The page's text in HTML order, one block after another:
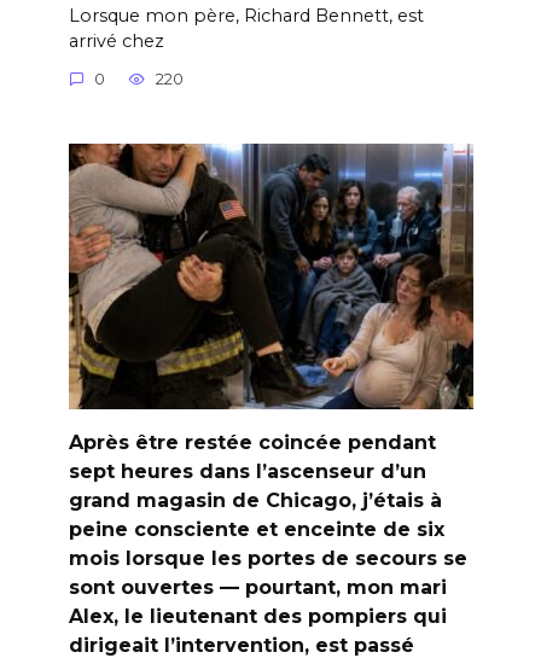
Lorsque mon père, Richard Bennett, est
arrivé chez
0 220
Après être restée coincée pendant
sept heures dans l’ascenseur d’un
grand magasin de Chicago, j’étais à
peine consciente et enceinte de six
mois lorsque les portes de secours se
sont ouvertes — pourtant, mon mari
Alex, le lieutenant des pompiers qui
dirigeait l’intervention, est passé